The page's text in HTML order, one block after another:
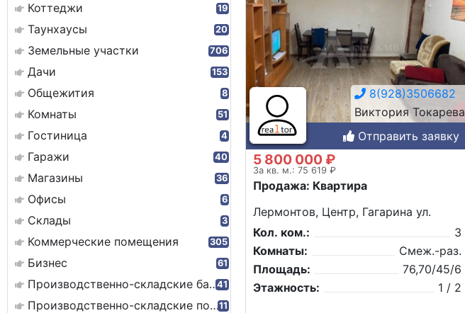
Коттеджи 19
Таунхаусы 20
Земельные участки 706
Дачи 153
Общежития 8
Комнаты 51
Гостиница 4
Гаражи 40
Магазины 36
Офисы 6
Склады 3
Коммерческие помещения 305
Бизнес 61
Производственно-складские базы41
Производственно-складские помещения11
8(928)3506682
Виктория Токарева
Отправить заявку
5 800 000 ₽
За кв. м.: 75 619 ₽
Продажа: Квартира
Лермонтов, Центр, Гагарина ул.
Кол. ком.:
3
Комнаты:
Смеж.-раз.
Площадь:
76,70/45/6
Этажность:
1 / 2